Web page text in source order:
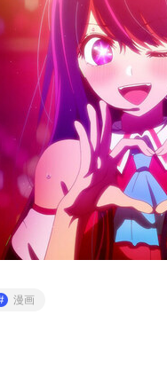
漫画